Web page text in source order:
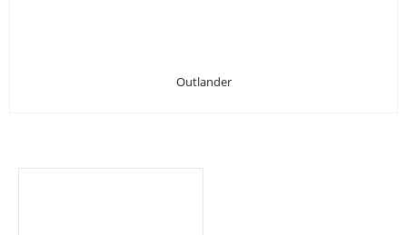
Outlander